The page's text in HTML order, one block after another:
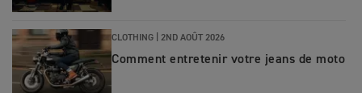
CLOTHING | 2ND AOÛT 2026
Comment entretenir votre jeans de moto